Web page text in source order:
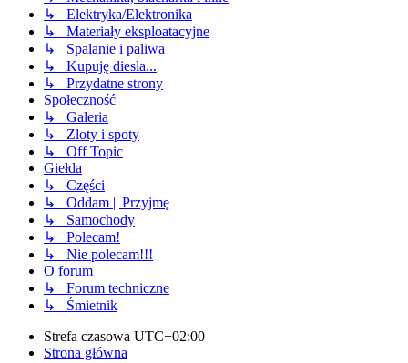
↳ Elektryka/Elektronika
↳ Materiały eksploatacyjne
↳ Spalanie i paliwa
↳ Kupuję diesla...
↳ Przydatne strony
Społeczność
↳ Galeria
↳ Zloty i spoty
↳ Off Topic
Giełda
↳ Części
↳ Oddam || Przyjmę
↳ Samochody
↳ Polecam!
↳ Nie polecam!!!
O forum
↳ Forum techniczne
↳ Śmietnik
Strefa czasowa UTC+02:00
Strona główna